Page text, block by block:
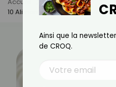
10 Aliments Mauvais Pour Les
Ainsi que la
de CROQ.